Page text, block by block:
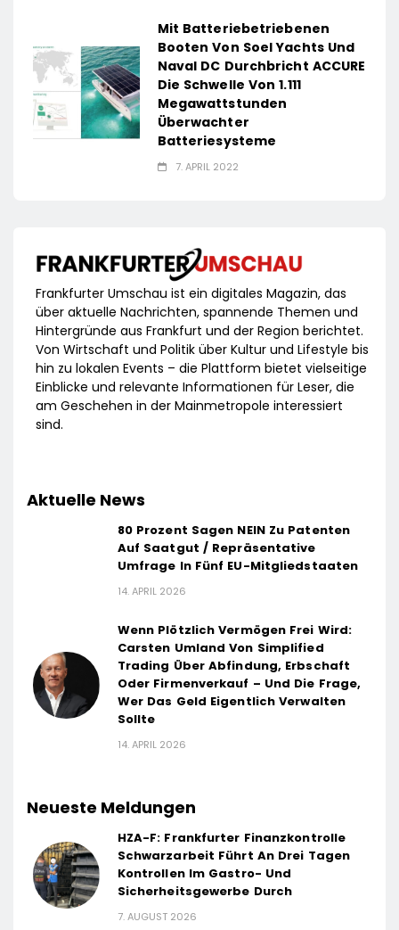
Mit Batteriebetriebenen
Booten Von Soel Yachts Und
Naval DC Durchbricht ACCURE
Die Schwelle Von 1.111
Megawattstunden
Überwachter
Batteriesysteme
7. APRIL 2022
Frankfurter Umschau ist ein digitales Magazin, das
über aktuelle Nachrichten, spannende Themen und
Hintergründe aus Frankfurt und der Region berichtet.
Von Wirtschaft und Politik über Kultur und Lifestyle bis
hin zu lokalen Events – die Plattform bietet vielseitige
Einblicke und relevante Informationen für Leser, die
am Geschehen in der Mainmetropole interessiert
sind.
Aktuelle News
80 Prozent Sagen NEIN Zu Patenten
Auf Saatgut / Repräsentative
Umfrage In Fünf EU-Mitgliedstaaten
14. APRIL 2026
Wenn Plötzlich Vermögen Frei Wird:
Carsten Umland Von Simplified
Trading Über Abfindung, Erbschaft
Oder Firmenverkauf – Und Die Frage,
Wer Das Geld Eigentlich Verwalten
Sollte
14. APRIL 2026
Neueste Meldungen
HZA-F: Frankfurter Finanzkontrolle
Schwarzarbeit Führt An Drei Tagen
Kontrollen Im Gastro- Und
Sicherheitsgewerbe Durch
7. AUGUST 2026